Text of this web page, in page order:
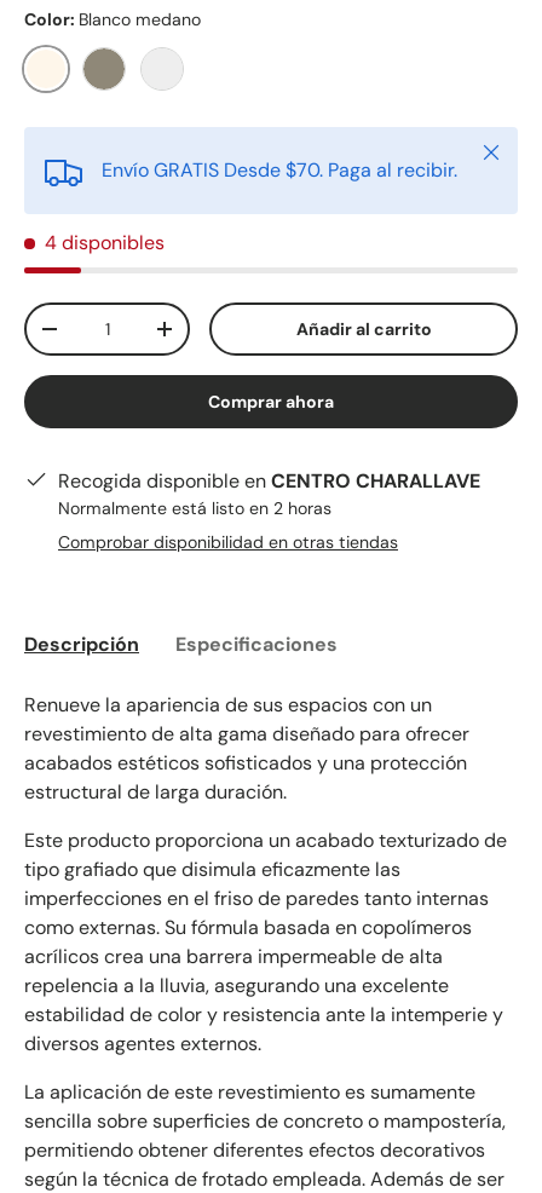
Color: Blanco medano
Blanco medano
Gris concreto
Neutro
Envío GRATIS Desde $70. Paga al recibir.
Cerrar
4 disponibles
Cant.
-
+ Añadir al carrito
Comprar ahora
Recogida disponible enCENTRO CHARALLAVE
Normalmente está listo en 2 horas
Comprobar disponibilidad en otras tiendas
Descripción Especificaciones
Renueve la apariencia de sus espacios con un
revestimiento de alta gama diseñado para ofrecer
acabados estéticos sofisticados y una protección
estructural de larga duración.
Este producto proporciona un acabado texturizado de
tipo grafiado que disimula eficazmente las
imperfecciones en el friso de paredes tanto internas
como externas. Su fórmula basada en copolímeros
acrílicos crea una barrera impermeable de alta
repelencia a la lluvia, asegurando una excelente
estabilidad de color y resistencia ante la intemperie y
diversos agentes externos.
La aplicación de este revestimiento es sumamente
sencilla sobre superficies de concreto o mampostería,
permitiendo obtener diferentes efectos decorativos
según la técnica de frotado empleada. Además de ser